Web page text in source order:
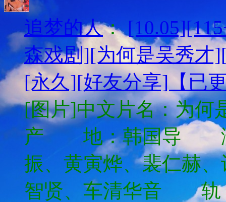
追梦的人：
森戏剧][为何是吴秀才
[永久][好友分享]【已
[图片]中文片名：为何
产 地：韩国导
振、黄寅烨、裴仁赫
智贤、车清华音 轨